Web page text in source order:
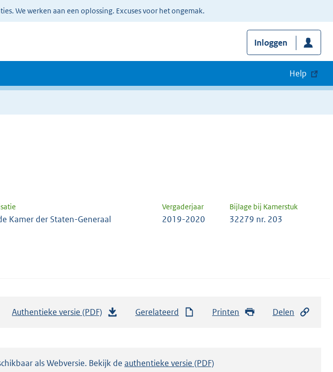
We werken aan een oplossing. Excuses voor het ongemak.
Inloggen
Help
Vergaderjaar Bijlage bij Kamerstuk
Kamer der Staten-Generaal 2019-2020 32279 nr. 203
Authentieke versie (PDF)
a
Gerelateerd Printen Delen
als Webversie. Bekijk de authentieke versie (PDF)